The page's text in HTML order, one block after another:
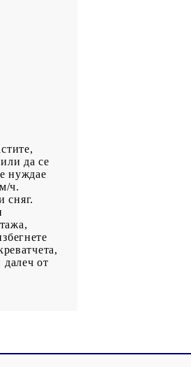
да се
нуждае
ч.
сняг.
от